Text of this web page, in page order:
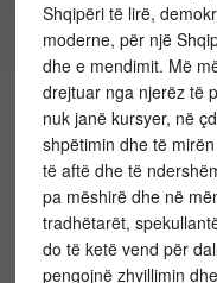
Shqipëri të lirë,
moderne, për një
dhe e mendimit. Më
drejtuar nga njerëz të
nuk janë kursyer, në
shpëtimin dhe të
të aftë dhe të
pa mëshirë dhe në
tradhëtarët,
do të ketë vend për
pengojnë zhvillimin